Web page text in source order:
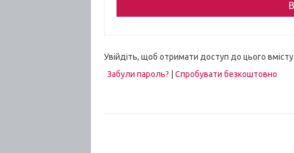
Увійдіть, щоб отримати доступ до цього вмісту
Забули пароль?
Спробувати безкоштовно